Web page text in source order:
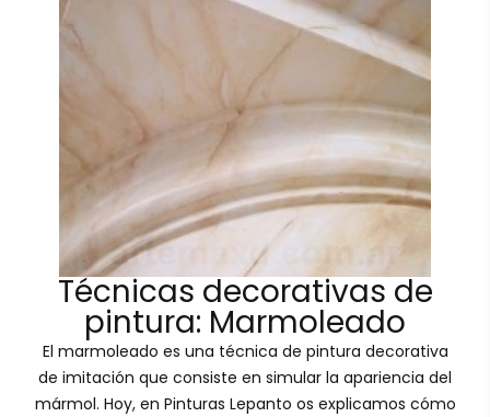
Técnicas decorativas de
pintura: Marmoleado
El marmoleado es una técnica de pintura decorativa
de imitación que consiste en simular la apariencia del
mármol. Hoy, en Pinturas Lepanto os explicamos cómo